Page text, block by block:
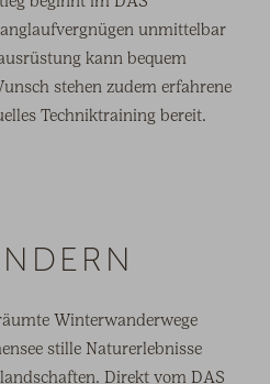
unmittelbar
kann bequem
stehen zudem erfahrene
Techniktraining bereit.
Winterwanderwege
stille Naturerlebnisse
Direkt vom DAS